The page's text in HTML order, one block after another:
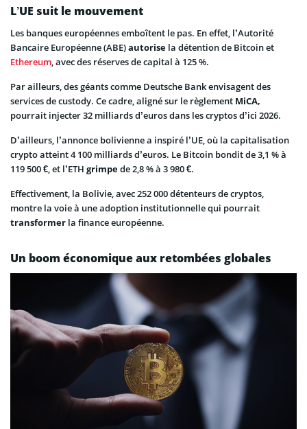
L’UE suit le mouvement
Les banques européennes emboîtent le pas. En effet, l’Autorité
Bancaire Européenne (ABE)autorise la détention de Bitcoin et
Ethereum, avec des réserves de capital à 125 %.
Par ailleurs, des géants comme Deutsche Bank envisagent des
services de custody. Ce cadre, aligné sur le règlement MiCA,
pourrait injecter 32 milliards d’euros dans les cryptos d’ici 2026.
D’ailleurs, l’annonce bolivienne a inspiré l’UE, où la capitalisation
crypto atteint 4 100 milliards d’euros. Le Bitcoin bondit de 3,1 % à
119 500 €, et l’ETH grimpede 2,8 % à 3 980 €.
Effectivement, la Bolivie, avec 252 000 détenteurs de cryptos,
montre la voie à une adoption institutionnelle qui pourrait
transformer la finance européenne.
Un boom économique aux retombées globales